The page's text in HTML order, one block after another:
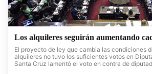
Los alquileres seguirán aumentando
El proyecto de ley que cambia las condiciones
alquileres no tuvo los suficientes votos en
Santa Cruz lamentó el voto en contra de